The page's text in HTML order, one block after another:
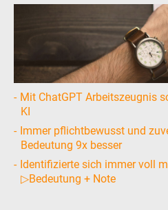
Mit ChatGPT Arbeitszeugnis
KI
Immer pflichtbewusst und
Bedeutung 9x besser
Identifizierte sich immer voll
▷Bedeutung + Note